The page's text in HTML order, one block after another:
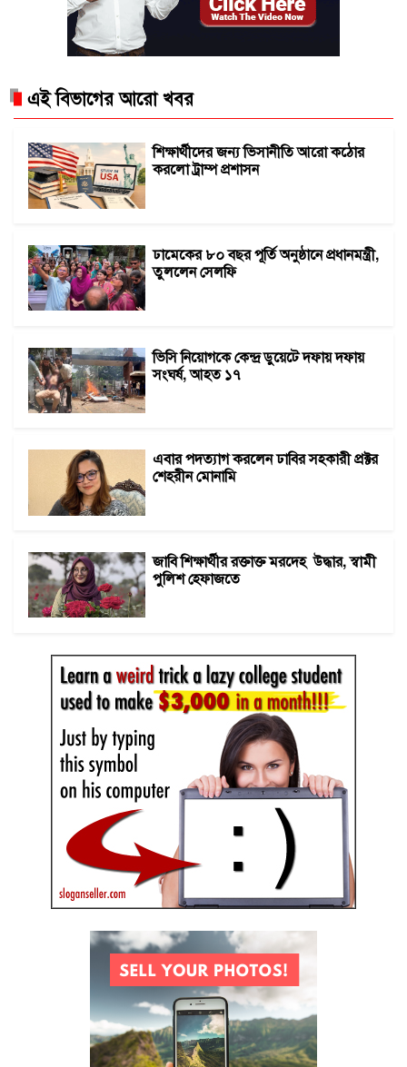
এই বিভাগের আরো খবর
শিক্ষার্থীদের জন্য ভিসানীতি আরো কঠোর
করলো ট্রাম্প প্রশাসন
ঢামেকের ৮০ বছর পূর্তি অনুষ্ঠানে প্রধানমন্ত্রী,
তুললেন সেলফি
ভিসি নিয়োগকে কেন্দ্র ডুয়েটে দফায় দফায়
সংঘর্ষ, আহত ১৭
এবার পদত্যাগ করলেন ঢাবির সহকারী প্রক্টর
শেহরীন মোনামি
জাবি শিক্ষার্থীর রক্তাক্ত মরদেহ উদ্ধার, স্বামী
পুলিশ হেফাজতে